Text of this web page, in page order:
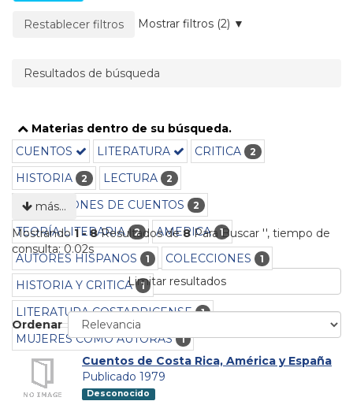
La página se recargará cuando se elimine un filtro.
Restablecer filtros Mostrar filtros (2)
Resultados de búsqueda
Materias dentro de su búsqueda.
CUENTOS
LITERATURA CRITICA 2
HISTORIA 2 LECTURA 2
NARRACIONES DE CUENTOS 2
TEORÍA LITERARIA 2 AMERICA 1
AUTORES HISPANOS 1 COLECCIONES 1
HISTORIA Y CRITICA 1
LITERATURA COSTARRICENSE 1
MUJERES COMO AUTORAS 1
más…
Mostrando1 - 8Resultados de8Para Buscar '', tiempo de
consulta: 0.02s
Limitar resultados
Ordenar
Cuentos de Costa Rica, América y España
Publicado 1979
Desconocido